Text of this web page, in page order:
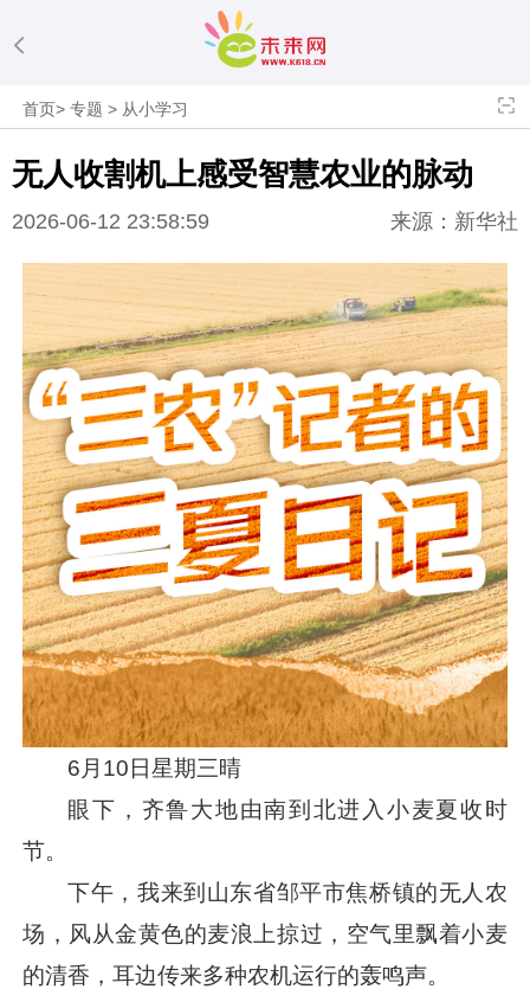
首页>专题 > 从小学习
无人收割机上感受智慧农业的脉动
2026-06-12 23:58:59 来源：新华社
6月10日星期三晴
眼下，齐鲁大地由南到北进入小麦夏收时
节。
下午，我来到山东省邹平市焦桥镇的无人农
场，风从金黄色的麦浪上掠过，空气里飘着小麦
的清香，耳边传来多种农机运行的轰鸣声。